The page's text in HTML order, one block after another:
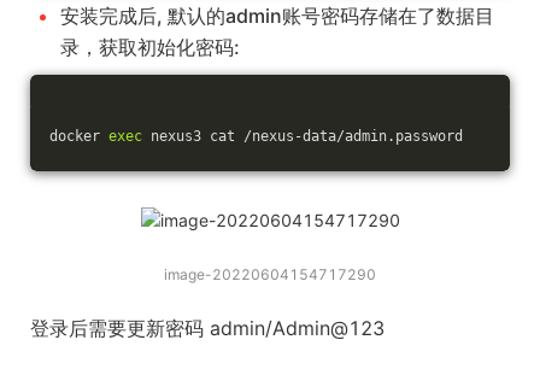
安装完成后, 默认的admin账号密码存储在了数据目
录，获取初始化密码:
docker exec nexus3 cat /nexus-data/admin.password
image-20220604154717290
登录后需要更新密码 admin/Admin@123